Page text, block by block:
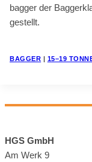
bag­ger der
ge­stellt.
BAG­GER | 15–19
HGS GmbH
Am Werk 9